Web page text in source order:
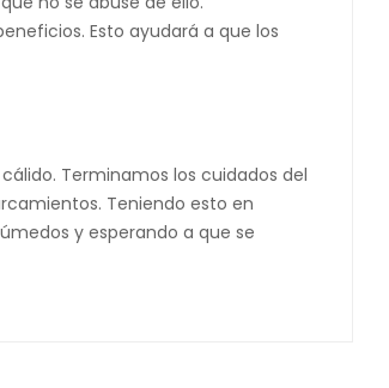
Esto ayudará a que los
Terminamos los cuidados del
Teniendo esto en
y esperando a que se